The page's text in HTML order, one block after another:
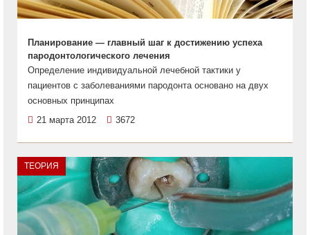
Планирование — главный шаг к достижению успеха
пародонтологического лечения
Определение индивидуальной лечебной тактики у
пациентов с заболеваниями пародонта основано на двух
основных принципах
21 марта 2012
3672
ТЕОРИЯ